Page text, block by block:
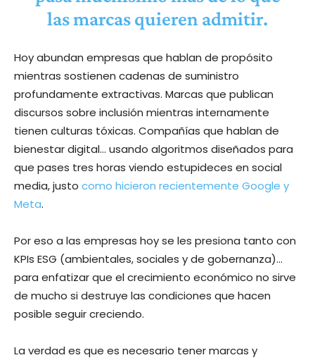
las marcas quieren admitir.
Hoy abundan empresas que hablan de propósito
mientras sostienen cadenas de suministro
profundamente extractivas. Marcas que publican
discursos sobre inclusión mientras internamente
tienen culturas tóxicas. Compañías que hablan de
bienestar digital… usando algoritmos diseñados para
que pases tres horas viendo estupideces en social
media, justo como hicieron recientemente Google y
Meta.
Por eso a las empresas hoy se les presiona tanto con
KPIs ESG (ambientales, sociales y de gobernanza)…
para enfatizar que el crecimiento económico no sirve
de mucho si destruye las condiciones que hacen
posible seguir creciendo.
La verdad es que es necesario tener marcas y